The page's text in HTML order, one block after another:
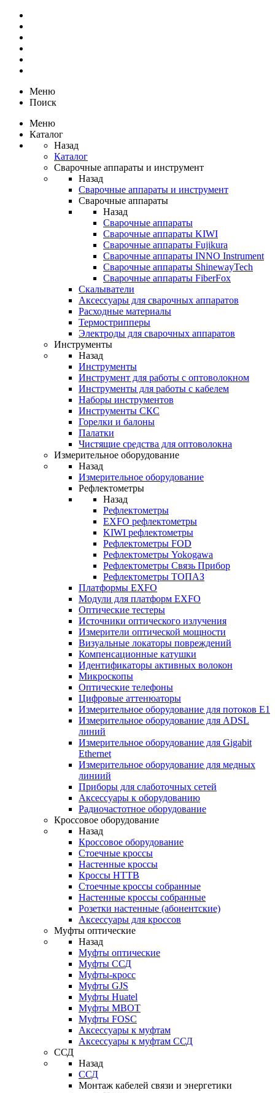
Меню
Поиск
Меню
Каталог
Назад
Каталог
Сварочные аппараты и инструмент
Назад
Сварочные аппараты и инструмент
Сварочные аппараты
Назад
Сварочные аппараты
Сварочные аппараты KIWI
Сварочные аппараты Fujikura
Сварочные аппараты INNO Instrument
Сварочные аппараты ShinewayTech
Cварочные аппараты FiberFox
Скалыватели
Аксессуары для сварочных аппаратов
Расходные материалы
Термострипперы
Электроды для сварочных аппаратов
Инструменты
Назад
Инструменты
Инструмент для работы с оптоволокном
Инструменты для работы с кабелем
Наборы инструментов
Инструменты СКС
Горелки и балоны
Палатки
Чистящие средства для оптоволокна
Измерительное оборудование
Назад
Измерительное оборудование
Рефлектометры
Назад
Рефлектометры
EXFO рефлектометры
KIWI рефлектометры
Рефлектометры FOD
Рефлектометры Yokogawa
Рефлектометры Связь Прибор
Рефлектометры ТОПАЗ
Платформы EXFO
Модули для платформ EXFO
Оптические тестеры
Источники оптического излучения
Измерители оптической мощности
Визуальные локаторы повреждений
Компенсационные катушки
Идентификаторы активных волокон
Микроскопы
Оптические телефоны
Цифровые аттенюаторы
Измерительное оборудование для потоков Е1
Измерительное оборудование для ADSL
линий
Измерительное оборудование для Gigabit
Ethernet
Измерительное оборудование для медных
линиий
Приборы для слаботочных сетей
Аксессуары к оборудованию
Радиочастотное оборудование
Кроссовое оборудование
Назад
Кроссовое оборудование
Стоечные кроссы
Настенные кроссы
Кроссы HTTB
Стоечные кроссы собранные
Настенные кроссы собранные
Розетки настенные (абонентские)
Аксессуары для кроссов
Муфты оптические
Назад
Муфты оптические
Муфты ССД
Муфты-кросс
Муфты GJS
Муфты Huatel
Муфты МВОТ
Муфты FOSC
Аксессуары к муфтам
Аксессуары к муфтам ССД
ССД
Назад
ССД
Монтаж кабелей связи и энергетики